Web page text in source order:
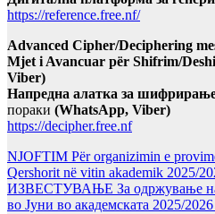
https://reference.free.nf/
Advanced Cipher/Deciphering
Mjet i Avancuar për Shifrim/
Viber)
Напредна алатка за
пораки (WhatsApp, Viber)
https://decipher.free.nf
NJOFTIM Për organizimin e
Qershorit në vitin akademik 2025/
ИЗВЕСТУВАЊЕ За одржување на
во Јуни во академската 2025/